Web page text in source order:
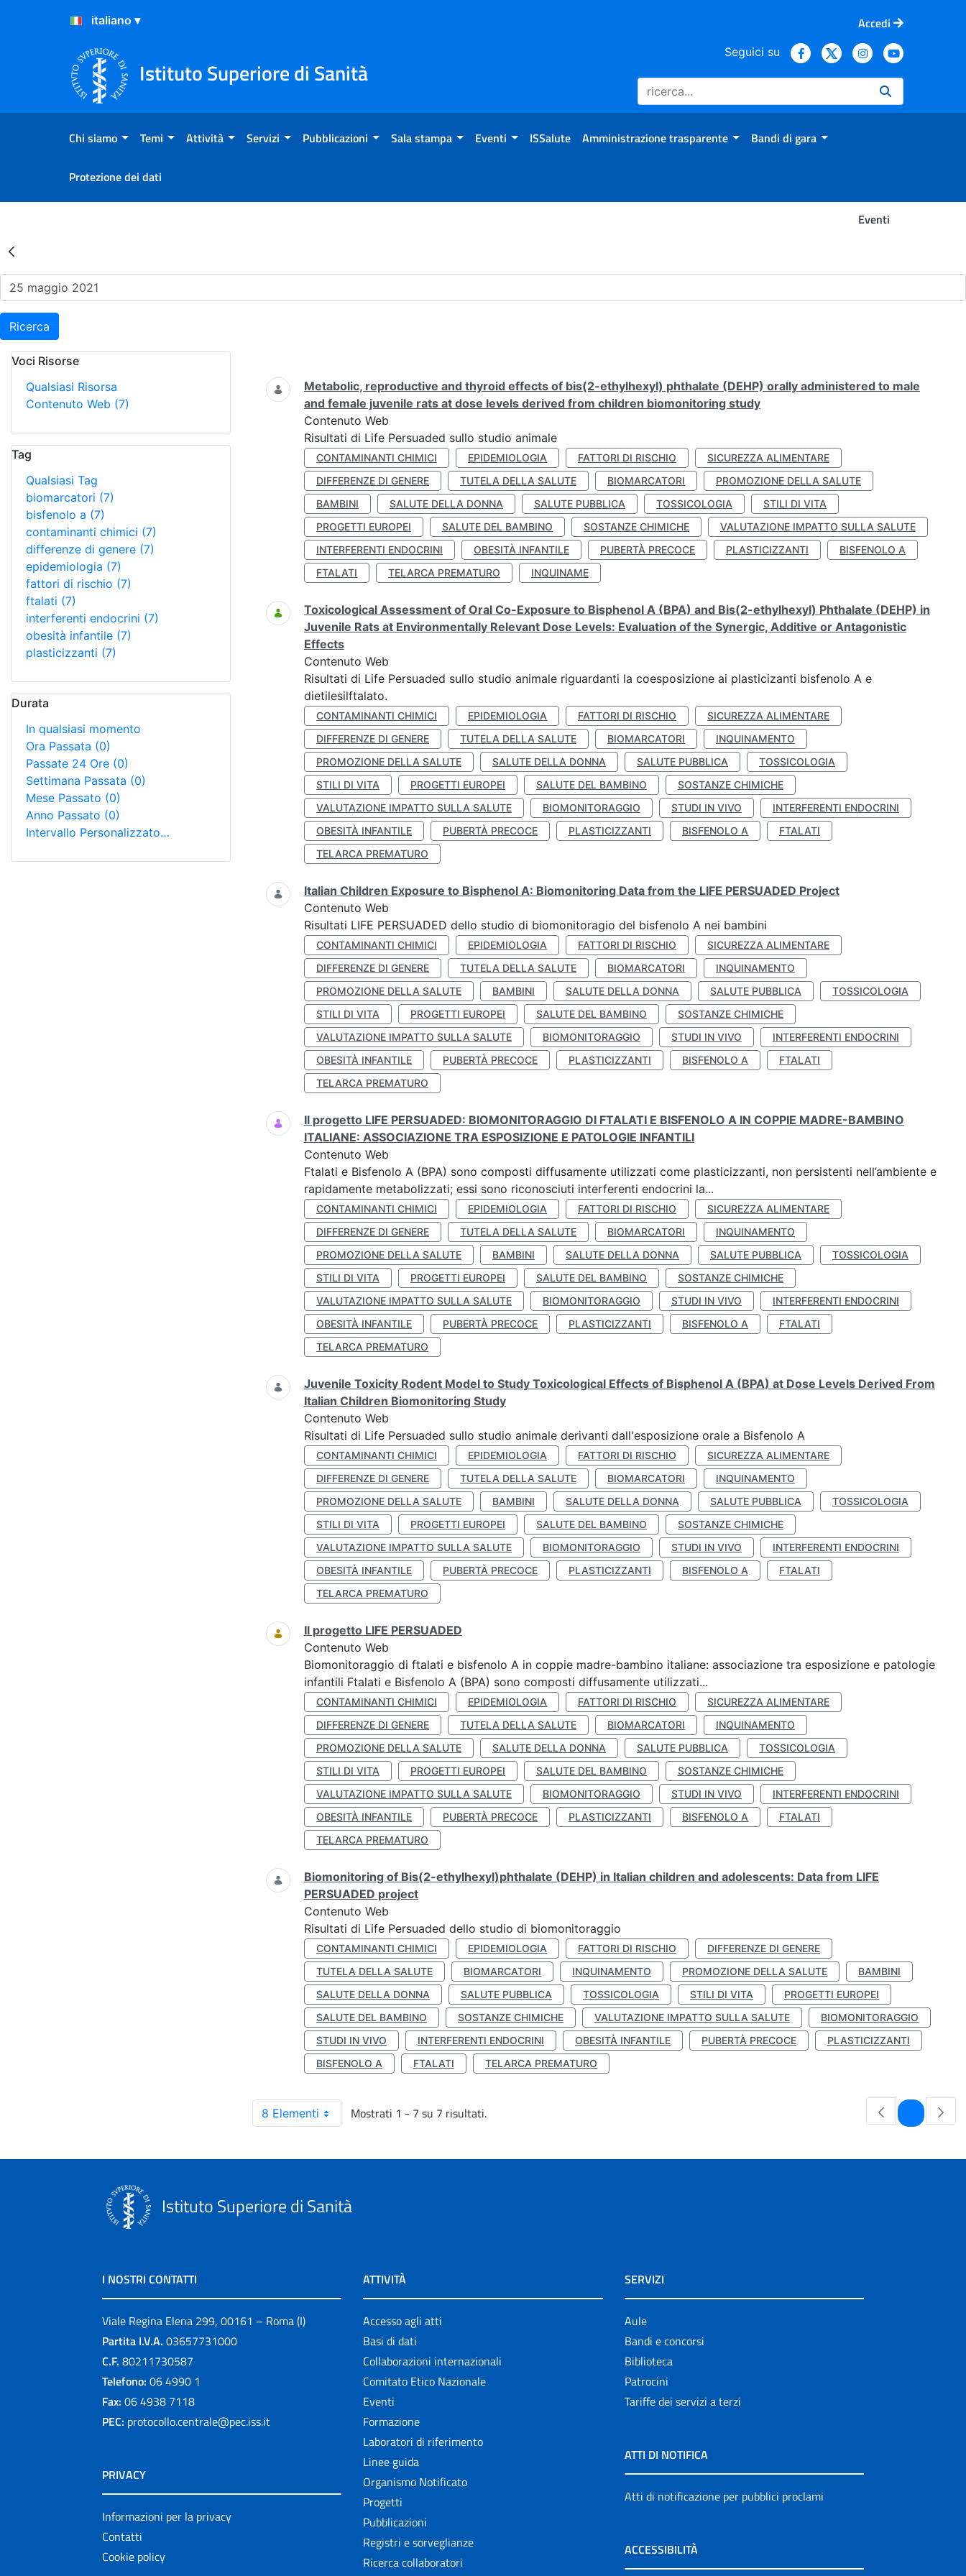
Salta al Contenuto
Salta al Footer
Accedi
Istituto Superiore di Sanità
Seguici su
Chi siamo Temi Attività Servizi Pubblicazioni Sala stampa Eventi ISSalute Amministrazione trasparente Bandi di gara
Protezione dei dati
Eventi
Risultati della Ricerca - Eventi
Ricerca
Voci Risorse
Qualsiasi Risorsa
Contenuto Web (7)
Tag
Qualsiasi Tag
biomarcatori (7)
bisfenolo a (7)
contaminanti chimici (7)
differenze di genere (7)
epidemiologia (7)
fattori di rischio (7)
ftalati (7)
interferenti endocrini (7)
obesità infantile (7)
plasticizzanti (7)
Durata
In qualsiasi momento
Ora Passata (0)
Passate 24 Ore (0)
Settimana Passata (0)
Mese Passato (0)
Anno Passato (0)
Intervallo Personalizzato…
Ricerca
Metabolic, reproductive and thyroid effects of bis(2-ethylhexyl) phthalate (DEHP) orally administered to male
and female juvenile rats at dose levels derived from children biomonitoring study
Contenuto Web
Risultati di Life Persuaded sullo studio animale
CONTAMINANTI CHIMICI EPIDEMIOLOGIA FATTORI DI RISCHIO
SICUREZZA ALIMENTARE
DIFFERENZE DI GENERE
TUTELA DELLA SALUTE BIOMARCATORI
PROMOZIONE DELLA SALUTE
BAMBINI
SALUTE DELLA DONNA SALUTE PUBBLICA TOSSICOLOGIA
STILI DI VITA
PROGETTI EUROPEI
SALUTE DEL BAMBINO SOSTANZE CHIMICHE
VALUTAZIONE IMPATTO SULLA SALUTE
INTERFERENTI ENDOCRINI
OBESITÀ INFANTILE PUBERTÀ PRECOCE PLASTICIZZANTI
BISFENOLO A
FTALATI
TELARCA PREMATURO INQUINAME
Toxicological Assessment of Oral Co-Exposure to Bisphenol A (BPA) and Bis(2-ethylhexyl) Phthalate (DEHP) in
Juvenile Rats at Environmentally Relevant Dose Levels: Evaluation of the Synergic, Additive or Antagonistic
Effects
Contenuto Web
Risultati di Life Persuaded sullo studio animale riguardanti la coesposizione ai plasticizanti bisfenolo A e
dietilesilftalato.
CONTAMINANTI CHIMICI EPIDEMIOLOGIA FATTORI DI RISCHIO
SICUREZZA ALIMENTARE
DIFFERENZE DI GENERE
TUTELA DELLA SALUTE BIOMARCATORI
INQUINAMENTO
PROMOZIONE DELLA SALUTE
SALUTE DELLA DONNA SALUTE PUBBLICA
TOSSICOLOGIA
STILI DI VITA
PROGETTI EUROPEI SALUTE DEL BAMBINO
SOSTANZE CHIMICHE
VALUTAZIONE IMPATTO SULLA SALUTE
BIOMONITORAGGIO STUDI IN VIVO
INTERFERENTI ENDOCRINI
OBESITÀ INFANTILE
PUBERTÀ PRECOCE PLASTICIZZANTI BISFENOLO A
FTALATI
TELARCA PREMATURO
Italian Children Exposure to Bisphenol A: Biomonitoring Data from the LIFE PERSUADED Project
Contenuto Web
Risultati LIFE PERSUADED dello studio di biomonitoragio del bisfenolo A nei bambini
CONTAMINANTI CHIMICI EPIDEMIOLOGIA FATTORI DI RISCHIO
SICUREZZA ALIMENTARE
DIFFERENZE DI GENERE
TUTELA DELLA SALUTE BIOMARCATORI
INQUINAMENTO
PROMOZIONE DELLA SALUTE
BAMBINI SALUTE DELLA DONNA SALUTE PUBBLICA
TOSSICOLOGIA
STILI DI VITA
PROGETTI EUROPEI SALUTE DEL BAMBINO
SOSTANZE CHIMICHE
VALUTAZIONE IMPATTO SULLA SALUTE
BIOMONITORAGGIO STUDI IN VIVO
INTERFERENTI ENDOCRINI
OBESITÀ INFANTILE
PUBERTÀ PRECOCE PLASTICIZZANTI BISFENOLO A
FTALATI
TELARCA PREMATURO
Il progetto LIFE PERSUADED: BIOMONITORAGGIO DI FTALATI E BISFENOLO A IN COPPIE MADRE-BAMBINO
ITALIANE: ASSOCIAZIONE TRA ESPOSIZIONE E PATOLOGIE INFANTILI
Contenuto Web
Ftalati e Bisfenolo A (BPA) sono composti diffusamente utilizzati come plasticizzanti, non persistenti nell’ambiente e
rapidamente metabolizzati; essi sono riconosciuti interferenti endocrini la...
CONTAMINANTI CHIMICI EPIDEMIOLOGIA FATTORI DI RISCHIO
SICUREZZA ALIMENTARE
DIFFERENZE DI GENERE
TUTELA DELLA SALUTE BIOMARCATORI
INQUINAMENTO
PROMOZIONE DELLA SALUTE
BAMBINI SALUTE DELLA DONNA SALUTE PUBBLICA
TOSSICOLOGIA
STILI DI VITA
PROGETTI EUROPEI SALUTE DEL BAMBINO
SOSTANZE CHIMICHE
VALUTAZIONE IMPATTO SULLA SALUTE
BIOMONITORAGGIO STUDI IN VIVO
INTERFERENTI ENDOCRINI
OBESITÀ INFANTILE
PUBERTÀ PRECOCE PLASTICIZZANTI BISFENOLO A
FTALATI
TELARCA PREMATURO
Juvenile Toxicity Rodent Model to Study Toxicological Effects of Bisphenol A (BPA) at Dose Levels Derived From
Italian Children Biomonitoring Study
Contenuto Web
Risultati di Life Persuaded sullo studio animale derivanti dall'esposizione orale a Bisfenolo A
CONTAMINANTI CHIMICI EPIDEMIOLOGIA FATTORI DI RISCHIO
SICUREZZA ALIMENTARE
DIFFERENZE DI GENERE
TUTELA DELLA SALUTE BIOMARCATORI
INQUINAMENTO
PROMOZIONE DELLA SALUTE
BAMBINI SALUTE DELLA DONNA SALUTE PUBBLICA
TOSSICOLOGIA
STILI DI VITA
PROGETTI EUROPEI SALUTE DEL BAMBINO
SOSTANZE CHIMICHE
VALUTAZIONE IMPATTO SULLA SALUTE
BIOMONITORAGGIO STUDI IN VIVO
INTERFERENTI ENDOCRINI
OBESITÀ INFANTILE
PUBERTÀ PRECOCE PLASTICIZZANTI BISFENOLO A
FTALATI
TELARCA PREMATURO
Il progetto LIFE PERSUADED
Contenuto Web
Biomonitoraggio di ftalati e bisfenolo A in coppie madre-bambino italiane: associazione tra esposizione e patologie
infantili Ftalati e Bisfenolo A (BPA) sono composti diffusamente utilizzati...
CONTAMINANTI CHIMICI EPIDEMIOLOGIA FATTORI DI RISCHIO
SICUREZZA ALIMENTARE
DIFFERENZE DI GENERE
TUTELA DELLA SALUTE BIOMARCATORI
INQUINAMENTO
PROMOZIONE DELLA SALUTE
SALUTE DELLA DONNA SALUTE PUBBLICA
TOSSICOLOGIA
STILI DI VITA
PROGETTI EUROPEI SALUTE DEL BAMBINO
SOSTANZE CHIMICHE
VALUTAZIONE IMPATTO SULLA SALUTE
BIOMONITORAGGIO STUDI IN VIVO
INTERFERENTI ENDOCRINI
OBESITÀ INFANTILE
PUBERTÀ PRECOCE PLASTICIZZANTI BISFENOLO A
FTALATI
TELARCA PREMATURO
Biomonitoring of Bis(2-ethylhexyl)phthalate (DEHP) in Italian children and adolescents: Data from LIFE
PERSUADED project
Contenuto Web
Risultati di Life Persuaded dello studio di biomonitoraggio
CONTAMINANTI CHIMICI EPIDEMIOLOGIA FATTORI DI RISCHIO
DIFFERENZE DI GENERE
TUTELA DELLA SALUTE
BIOMARCATORI INQUINAMENTO PROMOZIONE DELLA SALUTE
BAMBINI
SALUTE DELLA DONNA
SALUTE PUBBLICA TOSSICOLOGIA STILI DI VITA
PROGETTI EUROPEI
SALUTE DEL BAMBINO
SOSTANZE CHIMICHE VALUTAZIONE IMPATTO SULLA SALUTE
BIOMONITORAGGIO
STUDI IN VIVO
INTERFERENTI ENDOCRINI OBESITÀ INFANTILE PUBERTÀ PRECOCE
PLASTICIZZANTI
BISFENOLO A
FTALATI TELARCA PREMATURO
8 Elementi Mostrati 1 - 7 su 7 risultati. Pagina
Istituto Superiore di Sanità
I NOSTRI CONTATTI
Viale Regina Elena 299, 00161 – Roma (I)
Partita I.V.A. 03657731000
C.F. 80211730587
Telefono: 06 4990 1
Fax: 06 4938 7118
PEC: protocollo.centrale@pec.iss.it
PRIVACY
Informazioni per la privacy
Contatti
Cookie policy
ATTIVITÀ
Accesso agli atti
Basi di dati
Collaborazioni internazionali
Comitato Etico Nazionale
Eventi
Formazione
Laboratori di riferimento
Linee guida
Organismo Notificato
Progetti
Pubblicazioni
Registri e sorveglianze
Ricerca collaboratori
SERVIZI
Aule
Bandi e concorsi
Biblioteca
Patrocini
Tariffe dei servizi a terzi
ATTI DI NOTIFICA
Atti di notificazione per pubblici proclami
ACCESSIBILITÀ